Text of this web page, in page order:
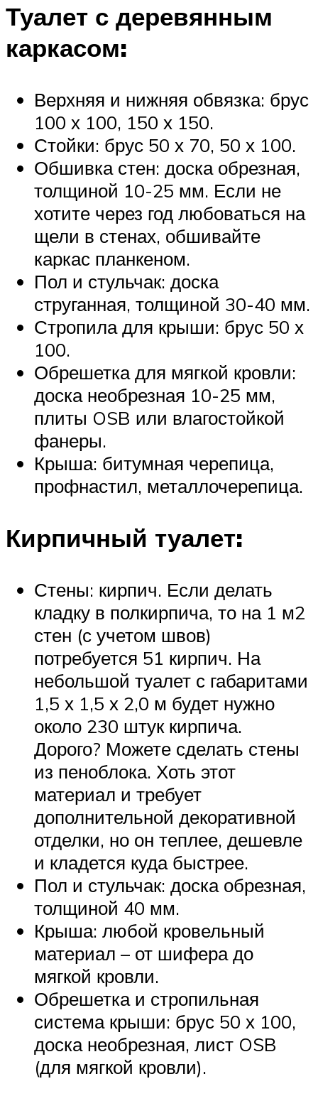
Туалет с деревянным
каркасом:
Верхняя и нижняя обвязка: брус
100 х 100, 150 х 150.
Стойки: брус 50 х 70, 50 х 100.
Обшивка стен: доска обрезная,
толщиной 10-25 мм. Если не
хотите через год любоваться на
щели в стенах, обшивайте
каркас планкеном.
Пол и стульчак: доска
струганная, толщиной 30-40 мм.
Стропила для крыши: брус 50 х
100.
Обрешетка для мягкой кровли:
доска необрезная 10-25 мм,
плиты OSB или влагостойкой
фанеры.
Крыша: битумная черепица,
профнастил, металлочерепица.
Кирпичный туалет:
Стены: кирпич. Если делать
кладку в полкирпича, то на 1 м2
стен (с учетом швов)
потребуется 51 кирпич. На
небольшой туалет с габаритами
1,5 х 1,5 х 2,0 м будет нужно
около 230 штук кирпича.
Дорого? Можете сделать стены
из пеноблока. Хоть этот
материал и требует
дополнительной декоративной
отделки, но он теплее, дешевле
и кладется куда быстрее.
Пол и стульчак: доска обрезная,
толщиной 40 мм.
Крыша: любой кровельный
материал – от шифера до
мягкой кровли.
Обрешетка и стропильная
система крыши: брус 50 х 100,
доска необрезная, лист OSB
(для мягкой кровли).